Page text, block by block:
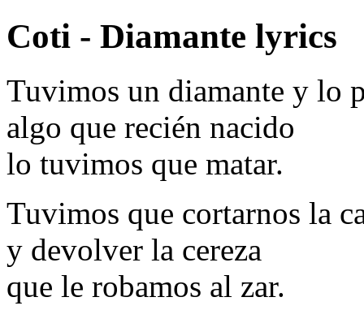
Coti - Diamante lyrics
Tuvimos un diamante y lo
algo que recién nacido
lo tuvimos que matar.
Tuvimos que cortarnos la
y devolver la cereza
que le robamos al zar.